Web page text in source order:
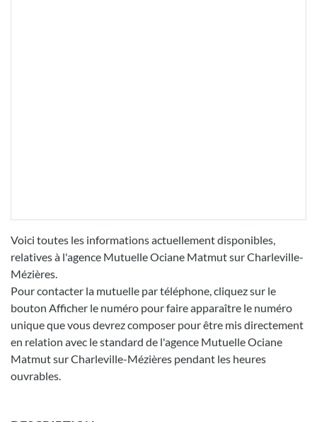
Voici toutes les informations actuellement disponibles,
relatives à l'agence Mutuelle Ociane Matmut sur Charleville-
Mézières.
Pour contacter la mutuelle par téléphone, cliquez sur le
bouton Afficher le numéro pour faire apparaître le numéro
unique que vous devrez composer pour être mis directement
en relation avec le standard de l'agence Mutuelle Ociane
Matmut sur Charleville-Mézières pendant les heures
ouvrables.